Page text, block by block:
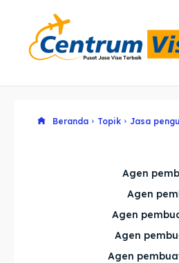
Explore our
Explore our
Beranda Topik Jasa
Agen
Agen
Agen
Agen
Agen